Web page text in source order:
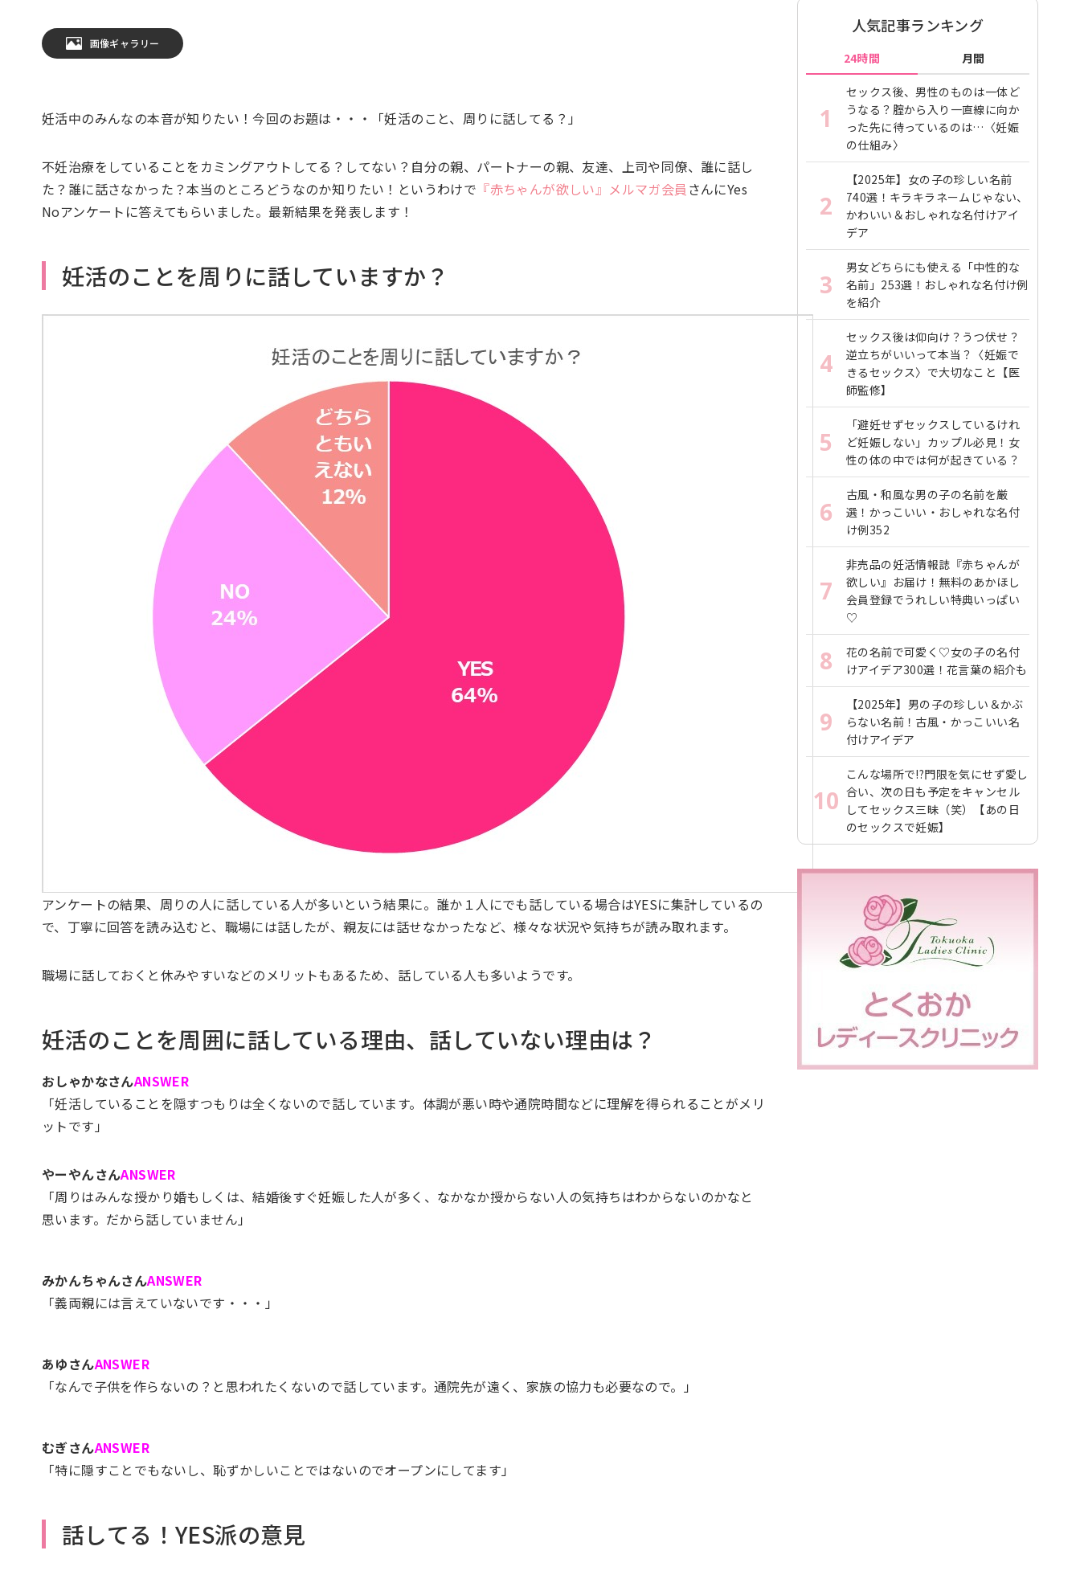
画像ギャラリー
妊活中のみんなの本音が知りたい！今回のお題は・・・「妊活のこと、周りに話してる？」
不妊治療をしていることをカミングアウトしてる？してない？自分の親、パートナーの親、友達、上司や同僚、誰に話し
た？誰に話さなかった？本当のところどうなのか知りたい！というわけで 『赤ちゃんが欲しい』メルマガ会員 さんにYes
Noアンケートに答えてもらいました。最新結果を発表します！
妊活のことを周りに話していますか？
アンケートの結果、周りの人に話している人が多いという結果に。誰か１人にでも話している場合はYESに集計しているの
で、丁寧に回答を読み込むと、職場には話したが、親友には話せなかったなど、様々な状況や気持ちが読み取れます。
職場に話しておくと休みやすいなどのメリットもあるため、話している人も多いようです。
妊活のことを周囲に話している理由、話していない理由は？
おしゃかなさんANSWER
「妊活していることを隠すつもりは全くないので話しています。体調が悪い時や通院時間などに理解を得られることがメリ
ットです」
やーやんさんANSWER
「周りはみんな授かり婚もしくは、結婚後すぐ妊娠した人が多く、なかなか授からない人の気持ちはわからないのかなと
思います。だから話していません」
みかんちゃんさんANSWER
「義両親には言えていないです・・・」
あゆさんANSWER
「なんで子供を作らないの？と思われたくないので話しています。通院先が遠く、家族の協力も必要なので。」
むぎさんANSWER
「特に隠すことでもないし、恥ずかしいことではないのでオープンにしてます」
話してる！YES派の意見
人気記事ランキング
24時間 月間
1
セックス後、男性のものは一体ど
うなる？腟から入り一直線に向か
った先に待っているのは…〈妊娠
の仕組み〉
2
【2025年】女の子の珍しい名前
740選！キラキラネームじゃない、
かわいい＆おしゃれな名付けアイ
デア
3
男女どちらにも使える「中性的な
名前」253選！おしゃれな名付け例
を紹介
4
セックス後は仰向け？うつ伏せ？
逆立ちがいいって本当？〈妊娠で
きるセックス〉で大切なこと【医
師監修】
5
「避妊せずセックスしているけれ
ど妊娠しない」カップル必見！女
性の体の中では何が起きている？
6
古風・和風な男の子の名前を厳
選！かっこいい・おしゃれな名付
け例352
7
非売品の妊活情報誌『赤ちゃんが
欲しい』お届け！無料のあかほし
会員登録でうれしい特典いっぱい
♡
8
花の名前で可愛く♡女の子の名付
けアイデア300選！花言葉の紹介も
9
【2025年】男の子の珍しい＆かぶ
らない名前！古風・かっこいい名
付けアイデア
10
こんな場所で!?門限を気にせず愛し
合い、次の日も予定をキャンセル
してセックス三昧（笑）【あの日
のセックスで妊娠】